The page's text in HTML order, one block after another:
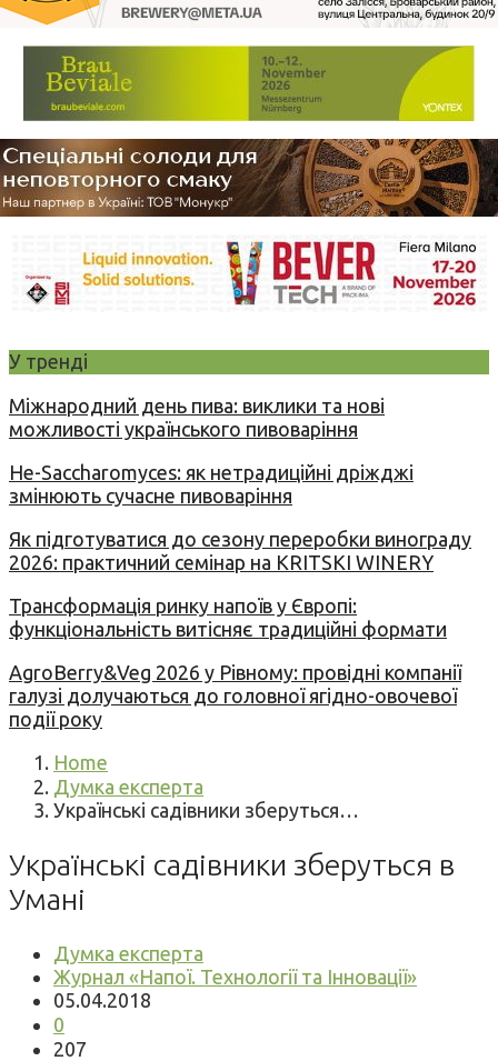
У тренді
Міжнародний день пива: виклики та нові
можливості українського пивоваріння
Не-Saccharomyces: як нетрадиційні дріжджі
змінюють сучасне пивоваріння
Як підготуватися до сезону переробки винограду
2026: практичний семінар на KRITSKI WINERY
Трансформація ринку напоїв у Європі:
функціональність витісняє традиційні формати
AgroBerry&Veg 2026 у Рівному: провідні компанії
галузі долучаються до головної ягідно-овочевої
події року
Home
Думка експерта
Українські садівники зберуться…
Українські садівники зберуться в
Умані
Думка експерта
Журнал «Напої. Технології та Інновації»
05.04.2018
0
207